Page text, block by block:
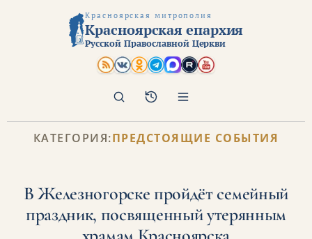
Красноярская митрополия
Красноярская епархия
Русской Православной Церкви
Архив
Поиск
КАТЕГОРИЯ:ПРЕДСТОЯЩИЕ СОБЫТИЯ
В Железногорске пройдёт семейный
праздник, посвященный утерянным